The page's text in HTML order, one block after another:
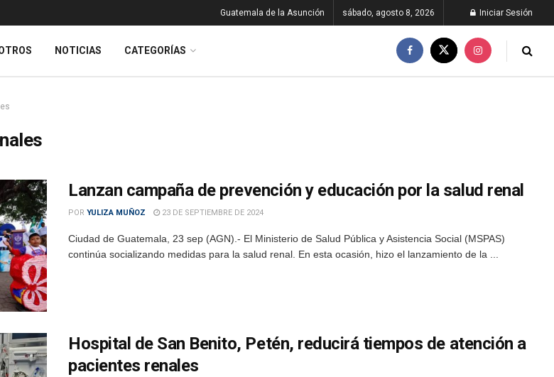
Guatemala de la Asunción sábado, agosto 8, 2026 Iniciar Sesión
NOTICIAS CATEGORÍAS
Lanzan campaña de prevención y educación por la salud renal
POR YULIZA MUÑOZ 23 DE SEPTIEMBRE DE 2024
Ciudad de Guatemala, 23 sep (AGN).- El Ministerio de Salud Pública y Asistencia Social (MSPAS)
continúa socializando medidas para la salud renal. En esta ocasión, hizo el lanzamiento de la ...
Hospital de San Benito, Petén, reducirá tiempos de atención a
pacientes renales